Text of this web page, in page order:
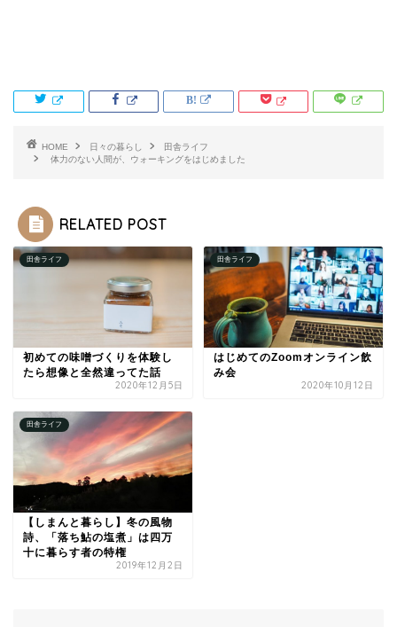
HOME 日々の暮らし
田舎ライフ
体力のない人間が、ウォーキングをはじめました
RELATED POST
田舎ライフ
初めての味噌づくりを体験し
たら想像と全然違ってた話
2020年12月5日
田舎ライフ
はじめてのZoomオンライン飲
み会
2020年10月12日
田舎ライフ
【しまんと暮らし】冬の風物
詩、「落ち鮎の塩煮」は四万
十に暮らす者の特権
2019年12月2日